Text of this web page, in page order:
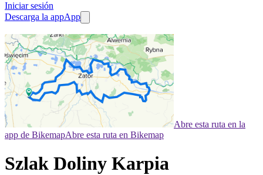
Iniciar sesión
Descarga la appApp
Abre esta ruta en la
app de BikemapAbre esta ruta en Bikemap
Szlak Doliny Karpia